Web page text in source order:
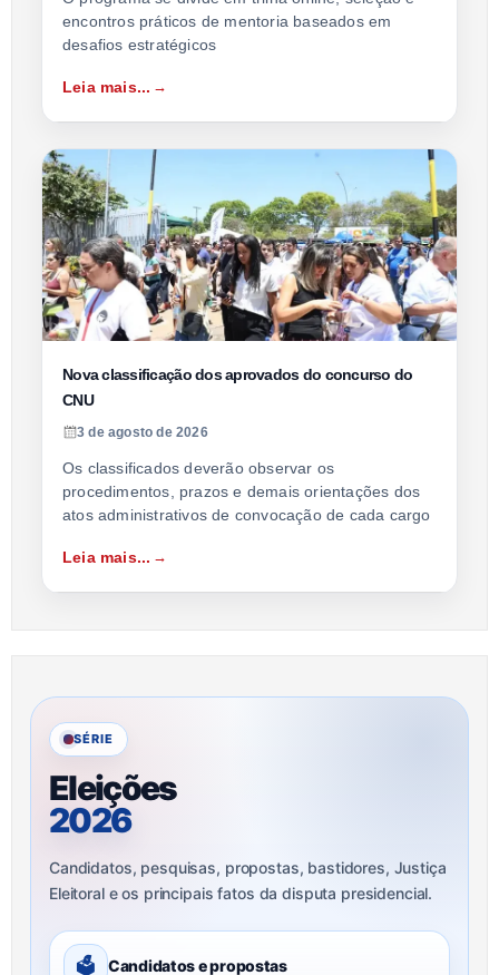
encontros práticos de mentoria baseados em
desafios estratégicos
Leia mais...
Nova classificação dos aprovados do concurso do
CNU
3 de agosto de 2026
Os classificados deverão observar os
procedimentos, prazos e demais orientações dos
atos administrativos de convocação de cada cargo
Leia mais...
SÉRIE
Eleições
2026
Candidatos, pesquisas, propostas, bastidores, Justiça
Eleitoral e os principais fatos da disputa presidencial.
🗳 Candidatos e propostas